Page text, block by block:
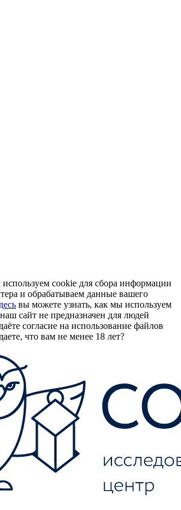
cookie для сбора информации
и обрабатываем данные вашего
вы можете узнать, как мы используем
сайт не предназначен для людей
согласие на использование файлов
что вам не менее 18 лет?